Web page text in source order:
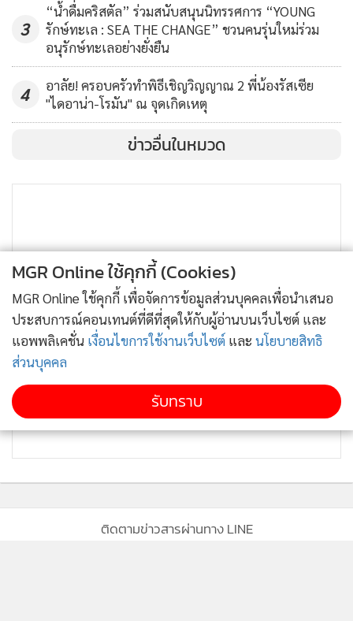
3
“น้ำดื่มคริสตัล” ร่วมสนับสนุนนิทรรศการ “YOUNG
รักษ์ทะเล : SEA THE CHANGE” ชวนคนรุ่นใหม่ร่วม
อนุรักษ์ทะเลอย่างยั่งยืน
4
อาลัย! ครอบครัวทำพิธีเชิญวิญญาณ 2 พี่น้องรัสเซีย
"ไดอาน่า-โรมัน" ณ จุดเกิดเหตุ
ข่าวอื่นในหมวด
ติดตามข่าวสารผ่านทาง LINE
MGR Online ใช้คุกกี้ (Cookies)
MGR Online ใช้คุกกี้ เพื่อจัดการข้อมูลส่วนบุคคลเพื่อนำเสนอ
ประสบการณ์คอนเทนต์ที่ดีที่สุดให้กับผู้อ่านบนเว็บไซต์ และ
แอพพลิเคชั่น เงื่อนไขการใช้งานเว็บไซต์ และ นโยบายสิทธิ
ส่วนบุคคล
รับทราบ